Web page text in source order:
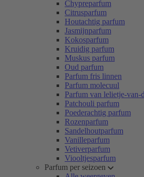
Chypreparfum
Citrusparfum
Houtachtig parfum
Jasmijnparfum
Kokosparfum
Kruidig parfum
Muskus parfum
Oud parfum
Parfum fris linnen
Parfum molecuul
Parfum van lelietje-van-
Patchouli parfum
Poederachtig parfum
Rozenparfum
Sandelhoutparfum
Vanilleparfum
Vetiverparfum
Viooltjesparfum
Parfum per seizoen